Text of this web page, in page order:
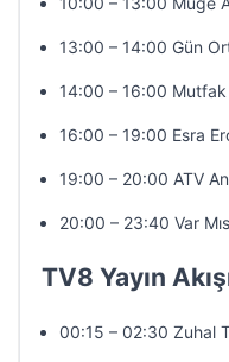
13:00 – 14:00 Gün
14:00 – 16:00 Mutfak
16:00 – 19:00 Esra
19:00 – 20:00 ATV
20:00 – 23:40 Var
TV8 Yayın
00:15 – 02:30 Zuhal